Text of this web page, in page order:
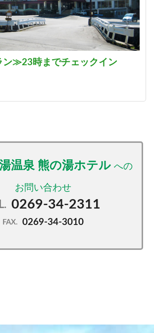
≫23時までチェックイン
温泉 熊の湯ホテル
0269-34-2311
FAX. 0269-34-3010